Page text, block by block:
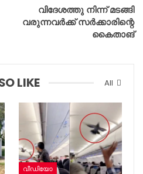
വിദേശത്തു നിന്ന് മടങ്ങി
വരുന്നവർക്ക് സർക്കാരിന്റെ
കൈതാങ്
All
LIKE
വീഡിയോ